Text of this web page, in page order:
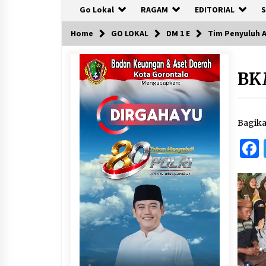
Go Lokal RAGAM EDITORIAL
Home GO LOKAL DM 1 E Tim Penyuluh